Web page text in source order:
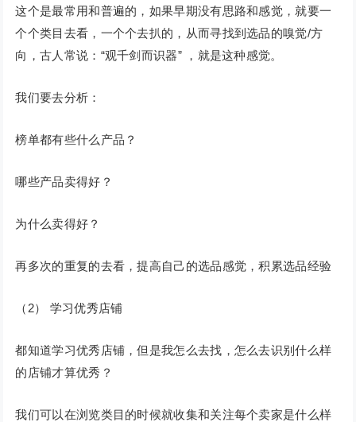
这个是最常用和普遍的，如果早期没有思路和感觉，就要一
个个类目去看，一个个去扒的，从而寻找到选品的嗅觉/方
向，古人常说：“观千剑而识器” ，就是这种感觉。
我们要去分析：
榜单都有些什么产品？
哪些产品卖得好？
为什么卖得好？
再多次的重复的去看，提高自己的选品感觉，积累选品经验
（2） 学习优秀店铺
都知道学习优秀店铺，但是我怎么去找，怎么去识别什么样
的店铺才算优秀？
我们可以在浏览类目的时候就收集和关注每个卖家是什么样